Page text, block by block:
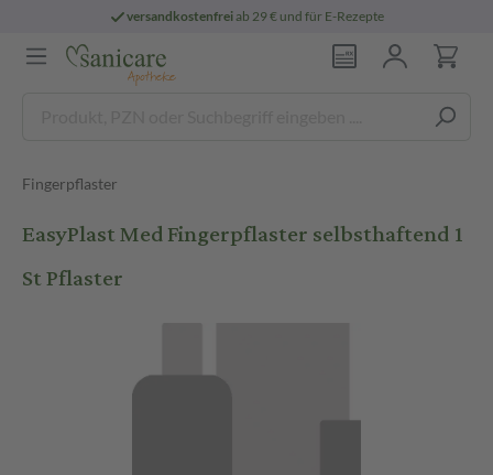
versandkostenfreiab 29 € und für E-Rezepte
Fingerpflaster
EasyPlast Med Fingerpflaster selbsthaftend 1
St Pflaster